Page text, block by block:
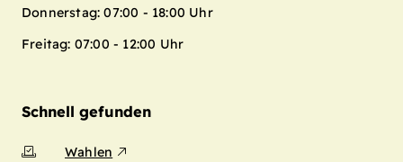
Donnerstag: 07:00 - 18:00 Uhr
Freitag: 07:00 - 12:00 Uhr
Schnell gefunden
Wahlen